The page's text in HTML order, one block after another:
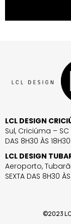
LCL DESIGN
Sul, Criciúma – SC
DAS 8H30 ÀS
LCL DESIGN
Aeroporto,
SEXTA DAS 8H30
©2023